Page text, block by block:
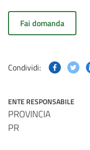
Fai domanda
Condividi:
ENTE RESPONSABILE
PROVINCIA
PR